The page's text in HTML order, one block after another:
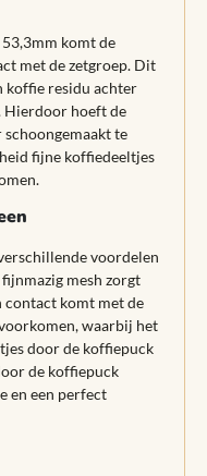
komt de
met de zetgroep. Dit
koffie residu achter
Hierdoor hoeft de
te
fijne koffiedeeltjes
voordelen
mesh zorgt
komt met de
waarbij het
door de koffiepuck
de koffiepuck
en een perfect